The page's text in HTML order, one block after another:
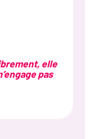
elle
pas